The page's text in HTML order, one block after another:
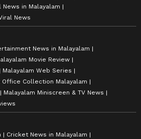
News in Malayalam
News
News in Malayalam
Movie Review
Malayalam Web Series
Office Collection Malayalam
Malayalam Miniscreen & TV News
Cricket News in Malayalam